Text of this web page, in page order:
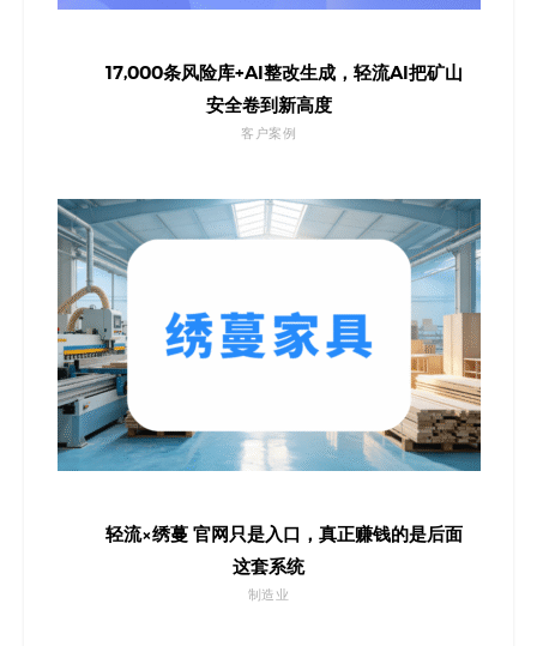
17,000条风险库+AI整改生成，轻流AI把矿山
安全卷到新高度
客户案例
轻流×绣蔓 官网只是入口，真正赚钱的是后面
这套系统
制造业